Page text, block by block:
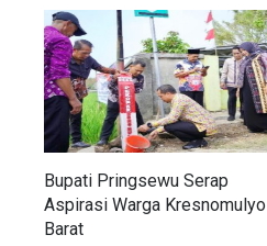
Bupati Pringsewu Serap
Aspirasi Warga Kresnomulyo
Barat